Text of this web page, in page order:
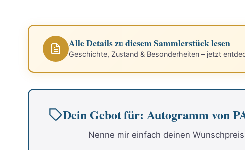
Alle Details zu diesem Sammlerstück lesen
Geschichte, Zustand & Besonderheiten – jetzt
Dein Gebot für: Autogramm von
Nenne mir einfach deinen